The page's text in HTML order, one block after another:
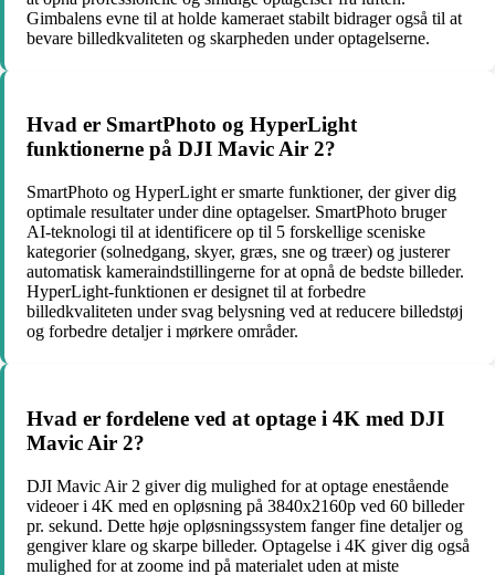
Gimbalens evne til at holde kameraet stabilt bidrager også til at
bevare billedkvaliteten og skarpheden under optagelserne.
Hvad er SmartPhoto og HyperLight
funktionerne på DJI Mavic Air 2?
SmartPhoto og HyperLight er smarte funktioner, der giver dig
optimale resultater under dine optagelser. SmartPhoto bruger
AI-teknologi til at identificere op til 5 forskellige sceniske
kategorier (solnedgang, skyer, græs, sne og træer) og justerer
automatisk kameraindstillingerne for at opnå de bedste billeder.
HyperLight-funktionen er designet til at forbedre
billedkvaliteten under svag belysning ved at reducere billedstøj
og forbedre detaljer i mørkere områder.
Hvad er fordelene ved at optage i 4K med DJI
Mavic Air 2?
DJI Mavic Air 2 giver dig mulighed for at optage enestående
videoer i 4K med en opløsning på 3840x2160p ved 60 billeder
pr. sekund. Dette høje opløsningssystem fanger fine detaljer og
gengiver klare og skarpe billeder. Optagelse i 4K giver dig også
mulighed for at zoome ind på materialet uden at miste